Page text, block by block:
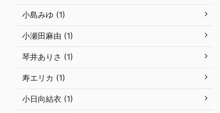
小島みゆ (1)
小瀬田麻由 (1)
琴井ありさ (1)
寿エリカ (1)
小日向結衣 (1)